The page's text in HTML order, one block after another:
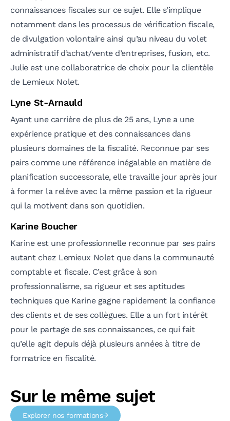
connaissances fiscales sur ce sujet. Elle s’implique
notamment dans les processus de vérification fiscale,
de divulgation volontaire ainsi qu’au niveau du volet
administratif d’achat/vente d’entreprises, fusion, etc.
Julie est une collaboratrice de choix pour la clientèle
de Lemieux Nolet.
Lyne St-Arnauld
Ayant une carrière de plus de 25 ans, Lyne a une
expérience pratique et des connaissances dans
plusieurs domaines de la fiscalité. Reconnue par ses
pairs comme une référence inégalable en matière de
planification successorale, elle travaille jour après jour
à former la relève avec la même passion et la rigueur
qui la motivent dans son quotidien.
Karine Boucher
Karine est une professionnelle reconnue par ses pairs
autant chez Lemieux Nolet que dans la communauté
comptable et fiscale. C’est grâce à son
professionnalisme, sa rigueur et ses aptitudes
techniques que Karine gagne rapidement la confiance
des clients et de ses collègues. Elle a un fort intérêt
pour le partage de ses connaissances, ce qui fait
qu’elle agit depuis déjà plusieurs années à titre de
formatrice en fiscalité.
Sur le même sujet
Explorer nos formations